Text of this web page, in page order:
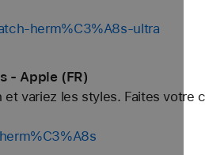
herm%C3%A8s-ultra
- Apple (FR)
variez les styles. Faites votre